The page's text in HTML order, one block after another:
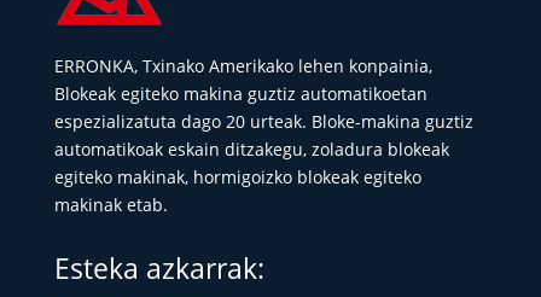
ERRONKA, Txinako Amerikako lehen konpainia,
Blokeak egiteko makina guztiz automatikoetan
espezializatuta dago 20 urteak. Bloke-makina guztiz
automatikoak eskain ditzakegu, zoladura blokeak
egiteko makinak, hormigoizko blokeak egiteko
makinak etab.
Esteka azkarrak: